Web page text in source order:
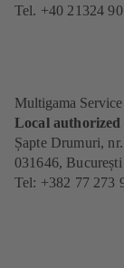
Tel. +40 21324
Multigama
Local
Șapte Drumuri,
031646, București
Tel: +382 77 273